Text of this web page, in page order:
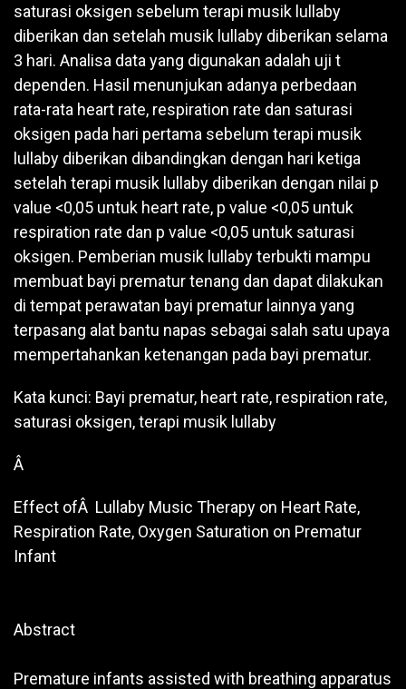
saturasi oksigen sebelum terapi musik lullaby
diberikan dan setelah musik lullaby diberikan selama
3 hari. Analisa data yang digunakan adalah uji t
dependen. Hasil menunjukan adanya perbedaan
rata-rata heart rate, respiration rate dan saturasi
oksigen pada hari pertama sebelum terapi musik
lullaby diberikan dibandingkan dengan hari ketiga
setelah terapi musik lullaby diberikan dengan nilai p
value <0,05 untuk heart rate, p value <0,05 untuk
respiration rate dan p value <0,05 untuk saturasi
oksigen. Pemberian musik lullaby terbukti mampu
membuat bayi prematur tenang dan dapat dilakukan
di tempat perawatan bayi prematur lainnya yang
terpasang alat bantu napas sebagai salah satu upaya
mempertahankan ketenangan pada bayi prematur.
Kata kunci: Bayi prematur, heart rate, respiration rate,
saturasi oksigen, terapi musik lullaby
Â
Effect ofÂ Lullaby Music Therapy on Heart Rate,
Respiration Rate, Oxygen Saturation on Prematur
Infant
Abstract
Premature infants assisted with breathing apparatus